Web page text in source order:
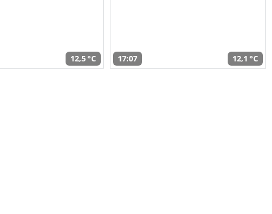
12,5 °C 17:07 12,1 °C